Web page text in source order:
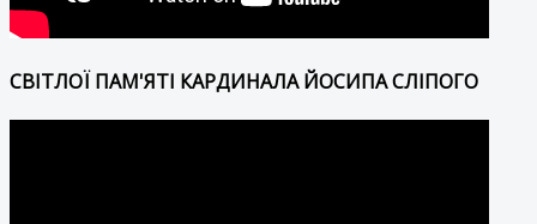
СВІТЛОЇ ПАМ'ЯТІ КАРДИНАЛА ЙОСИПА СЛІПОГО